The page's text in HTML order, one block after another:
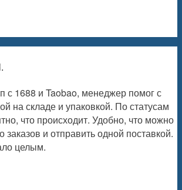
с 1688 и Taobao, менеджер помог с
на складе и упаковкой. По статусам
что происходит. Удобно, что можно
заказов и отправить одной поставкой.
целым.